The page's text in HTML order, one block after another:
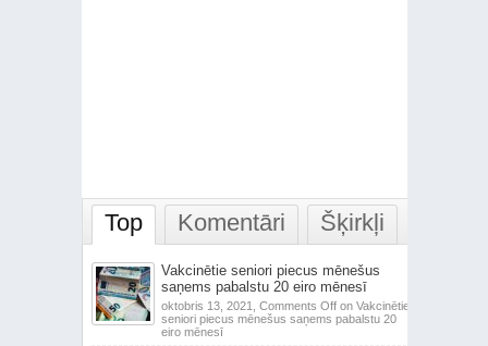
Top Komentāri Šķirkļi
Vakcinētie seniori piecus mēnešus
saņems pabalstu 20 eiro mēnesī
oktobris 13, 2021, Comments Offon Vakcinētie
seniori piecus mēnešus saņems pabalstu 20
eiro mēnesī